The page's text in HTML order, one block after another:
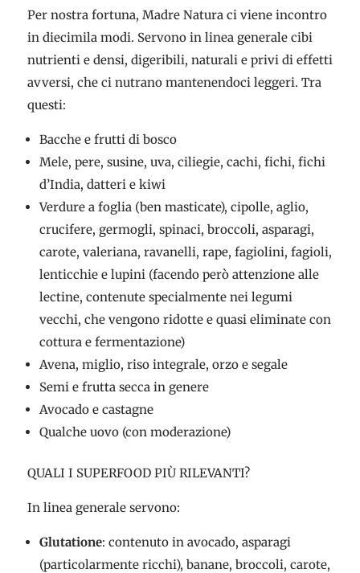
Per nostra fortuna, Madre Natura ci viene incontro
in diecimila modi. Servono in linea generale cibi
nutrienti e densi, digeribili, naturali e privi di effetti
avversi, che ci nutrano mantenendoci leggeri. Tra
questi:
Bacche e frutti di bosco
Mele, pere, susine, uva, ciliegie, cachi, fichi, fichi
d’India, datteri e kiwi
Verdure a foglia (ben masticate), cipolle, aglio,
crucifere, germogli, spinaci, broccoli, asparagi,
carote, valeriana, ravanelli, rape, fagiolini, fagioli,
lenticchie e lupini (facendo però attenzione alle
lectine, contenute specialmente nei legumi
vecchi, che vengono ridotte e quasi eliminate con
cottura e fermentazione)
Avena, miglio, riso integrale, orzo e segale
Semi e frutta secca in genere
Avocado e castagne
Qualche uovo (con moderazione)
QUALI I SUPERFOOD PIÙ RILEVANTI?
In linea generale servono:
Glutatione: contenuto in avocado, asparagi
(particolarmente ricchi), banane, broccoli, carote,